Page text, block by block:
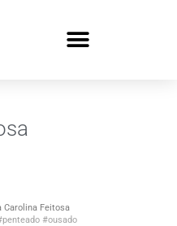
Carolina Feitosa
#ousado